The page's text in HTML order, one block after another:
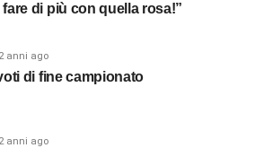
fare di più con quella rosa!”
2 anni ago
di fine campionato
2 anni ago